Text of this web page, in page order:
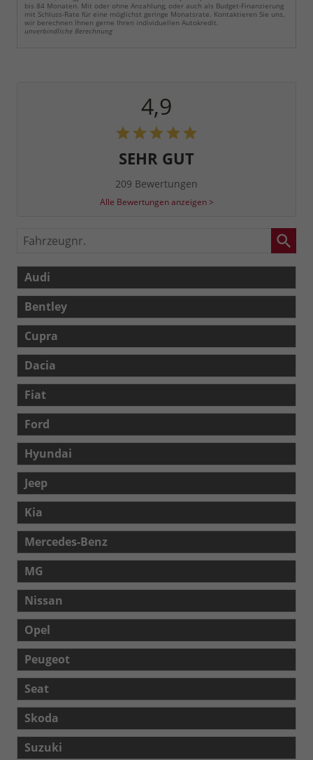
bis 84 Monaten. Mit oder ohne Anzahlung, oder auch als Budget-Finanzierung
mit Schluss-Rate für eine möglichst geringe Monatsrate. Kontaktieren Sie uns,
wir berechnen Ihnen gerne Ihren individuellen Autokredit.
unverbindliche Berechnung
4,9
SEHR GUT
209 Bewertungen
Alle Bewertungen anzeigen >
Fahrzeugnr.
Audi
Bentley
Cupra
Dacia
Fiat
Ford
Hyundai
Jeep
Kia
Mercedes-Benz
MG
Nissan
Opel
Peugeot
Seat
Skoda
Suzuki